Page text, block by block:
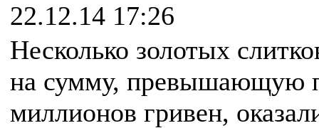
22.12.14 17:26
Несколько золотых
на сумму, превышающую
миллионов гривен,